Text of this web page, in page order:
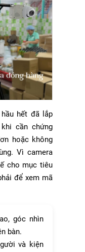
hết đã lắp
cần chứng
hoặc không
Vì camera
cho mục tiêu
để xem mã
góc nhìn
bàn.
và kiện